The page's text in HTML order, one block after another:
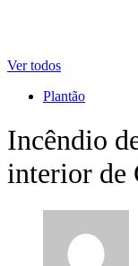
Ver todos
Plantão
Incêndio
interior de